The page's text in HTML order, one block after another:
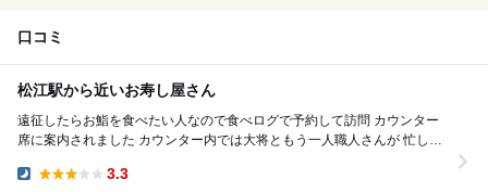
口コミ
松江駅から近いお寿し屋さん
遠征したらお鮨を食べたい人なので食べログで予約して訪問 カウンター
席に案内されました カウンター内では大将ともう一人職人さんが 忙しそ
3.3